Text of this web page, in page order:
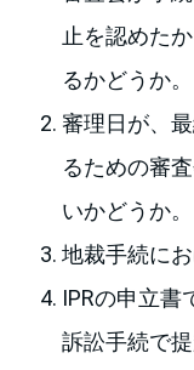
止を認めた
るかどうか。
審理日が、
るための審
いかどうか。
地裁手続に
IPRの申立書
訴訟手続で